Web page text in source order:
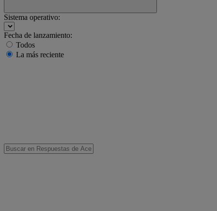
Sistema operativo:
Fecha de lanzamiento:
Todos
La más reciente